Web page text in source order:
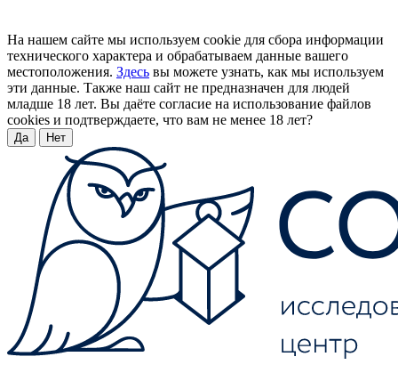
На нашем сайте мы используем cookie для сбора информации
технического характера и обрабатываем данные вашего
местоположения. Здесь вы можете узнать, как мы используем
эти данные. Также наш сайт не предназначен для людей
младше 18 лет. Вы даёте согласие на использование файлов
cookies и подтверждаете, что вам не менее 18 лет?
Да Нет